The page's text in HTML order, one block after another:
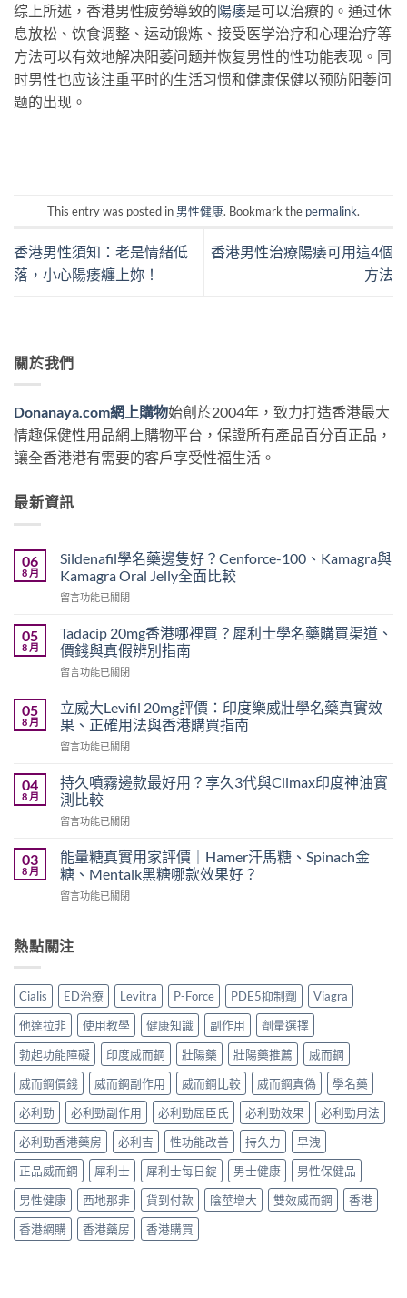
综上所述，香港男性疲勞導致的陽痿是可以治療的。通过休
息放松、饮食调整、运动锻炼、接受医学治疗和心理治疗等
方法可以有效地解决阳萎问题并恢复男性的性功能表现。同
时男性也应该注重平时的生活习惯和健康保健以预防阳萎问
题的出现。
This entry was posted in 男性健康. Bookmark the permalink.
香港男性須知：老是情緒低
落，小心陽痿纏上妳！
香港男性治療陽痿可用這4個
方法
關於我們
Donanaya.com網上購物始創於2004年，致力打造香港最大
情趣保健性用品網上購物平台，保證所有產品百分百正品，
讓全香港港有需要的客戶享受性福生活。
最新資訊
06
8 月
Sildenafil學名藥邊隻好？Cenforce-100、Kamagra與
Kamagra Oral Jelly全面比較
在
學
名
藥
邊
好？
Cenforce-
100、
Kamagra
Kamagra
Oral
全
比
較〉
中
留言功能已關閉
05
8 月
Tadacip 20mg香港哪裡買？犀利士學名藥購買渠道、
價錢與真假辨別指南
在
20mg
香
港
哪
買？
犀
利
士
名
藥
買
價
真
假
辨
別
指
南〉
中
留言功能已關閉
05
8 月
立威大Levifil 20mg評價：印度樂威壯學名藥真實效
果、正確用法與香港購買指南
在
威
大
Levifil
20mg
價：
印
度
樂
學
真
實
效
果、
正
確
用
法
香
港
購
買
指
南〉
中
留言功能已關閉
04
8 月
持久噴霧邊款最好用？享久3代與Climax印度神油實
測比較
在
久
噴
霧
邊
好
久
3
代
與
Climax
印
度
神
實
測
比
較〉
中
留言功能已關閉
03
8 月
能量糖真實用家評價｜Hamer汗馬糖、Spinach金
糖、Mentalk黑糖哪款效果好？
在
糖
真
用
家
評
價
｜
Hamer
汗
馬
糖、
Spinach
金
糖、
Mentalk
黑
糖
哪
款
留言功能已關閉
熱點關注
Cialis ED治療 Levitra P-Force PDE5抑制劑
Viagra
他達拉非
使用教學 健康知識 副作用
劑量選擇
勃起功能障礙
印度威而鋼 壯陽藥 壯陽藥推薦
威而鋼
威而鋼價錢
威而鋼副作用 威而鋼比較 威而鋼真偽
學名藥
必利勁
必利勁副作用 必利勁屈臣氏 必利勁效果
必利勁用法
必利勁香港藥房
必利吉 性功能改善 持久力
早洩
正品威而鋼
犀利士 犀利士每日錠 男士健康
男性保健品
男性健康
西地那非 貨到付款 陰莖增大 雙效威而鋼
香港
香港網購
香港藥房 香港購買